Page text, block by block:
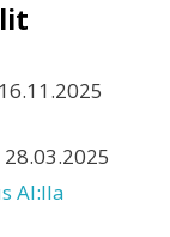
16.11.2025
28.03.2025
AI:lla